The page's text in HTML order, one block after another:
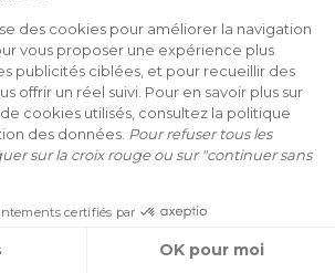
SONNENBRILLEN
PRADA
PR 19WS 1AB5S0 52/21
347 €